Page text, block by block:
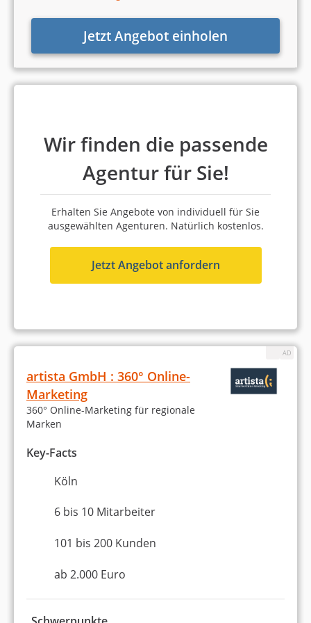
100 % Weiterempfehlung
Platz 2 in Köln 8,77 von 10
5,0
6 bis 10 Mitarbeiter
5,0 Sterne
100 % Weiterempfehlung
Köln
2 bis 5 Mitarbeiter
Statistiken zu unseren
bestenOnline-Marketing-
Jetzt Angebot einholen
Wir finden die passende
Agentur für Sie!
Erhalten Sie Angebote von individuell für Sie
ausgewählten Agenturen. Natürlich kostenlos.
Jetzt Angebot anfordern
artista GmbH : 360° Online-
Marketing
360° Online-Marketing für regionale
Marken
Key-Facts
Köln
6 bis 10 Mitarbeiter
101 bis 200 Kunden
ab 2.000 Euro